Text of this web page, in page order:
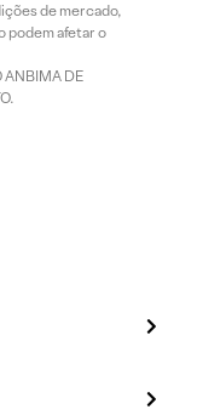
de mercado,
podem afetar o
ANBIMA DE